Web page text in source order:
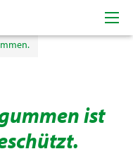
ist